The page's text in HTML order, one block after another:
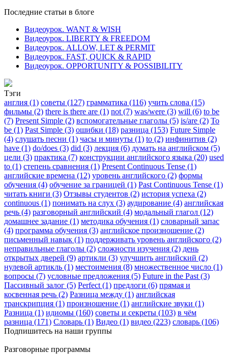
Последние статьи в блоге
Видеоурок. WANT & WISH
Видеоурок. LIBERTY & FREEDOM
Видеоурок. ALLOW, LET & PERMIT
Видеоурок. FAST, QUICK & RAPID
Видеоурок. OPPORTUNITY & POSSIBILITY
Тэги
англия (1) советы (127) грамматика (116) учить слова (15)
фильмы (2) there is there are (1) not (7) was/were (3) will (6) to be
(7) Present Simple (2) вспомогательные глаголы (5) is/are (2) To
be (1) Past Simple (3) ошибки (18) разница (153) Future Simple
(4) слушать песни (1) часы и минуты (1) to (2) инфинитив (2)
have (1) do/does (3) did (3) лекция (6) думать на английском (5)
цели (3) практика (7) конструкции английского языка (20) used
to (1) степень сравнения (1) Present Continuous Tense (1)
английские времена (12) уровень английского (2) формы
обучения (4) обучение за границей (1) Past Continuous Tense (1)
читать книги (3) Отзывы студентов (2) история успеха (2)
continuous (1) понимать на слух (3) аудирование (4) английская
речь (4) разговорный английский (4) модальный глагол (12)
домашнее задание (1) методика обучения (1) словарный запас
(4) программа обучения (3) английское произношение (2)
письменный навык (1) поддерживать уровень английского (2)
неправильные глаголы (2) сложности изучения (2) день
открытых дверей (9) артикли (3) улучшить английский (2)
нулевой артикль (1) местоимения (8) множественное число (1)
вопросы (7) условные предложения (5) Future in the Past (3)
Пассивный залог (5) Perfect (1) предлоги (6) прямая и
косвенная речь (2) Разница между (1) английская
транскрипция (1) произношение (1) английские звуки (1)
Разница (1) идиомы (160) советы и секреты (103) в чём
разница (171) Словарь (1) Видео (1) видео (223) словарь (106)
Подпишитесь на наши группы
Разговорные программы